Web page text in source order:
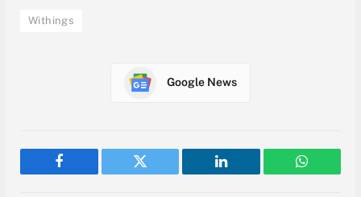
Withings
Google News
Facebook Twitter LinkedIn